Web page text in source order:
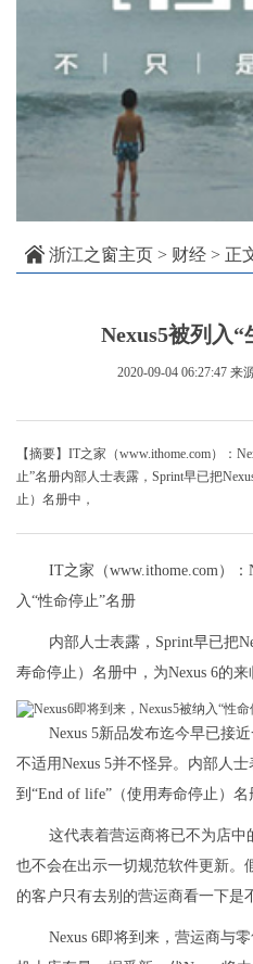
浙江之窗主页 > 财经 > 正
Nexus5被列入
2020-09-04 06:27:47 来
【摘要】IT之家（www.ithome.com）：
止”名册内部人士表露，Sprint早已把
止）名册中，
IT之家（www.ithome.com）：
入“性命停止”名册
内部人士表露，Sprint早已把
寿命停止）名册中，为Nexus 6的来
Nexus 5新品发布迄今早已接
不适用Nexus 5并不怪异。内部人
到“End of life”（使用寿命停止）名
这代表着营运商将已不为店中
也不会在出示一切规范软件更新。
的客户只有去别的营运商看一下是
Nexus 6即将到来，营运商与